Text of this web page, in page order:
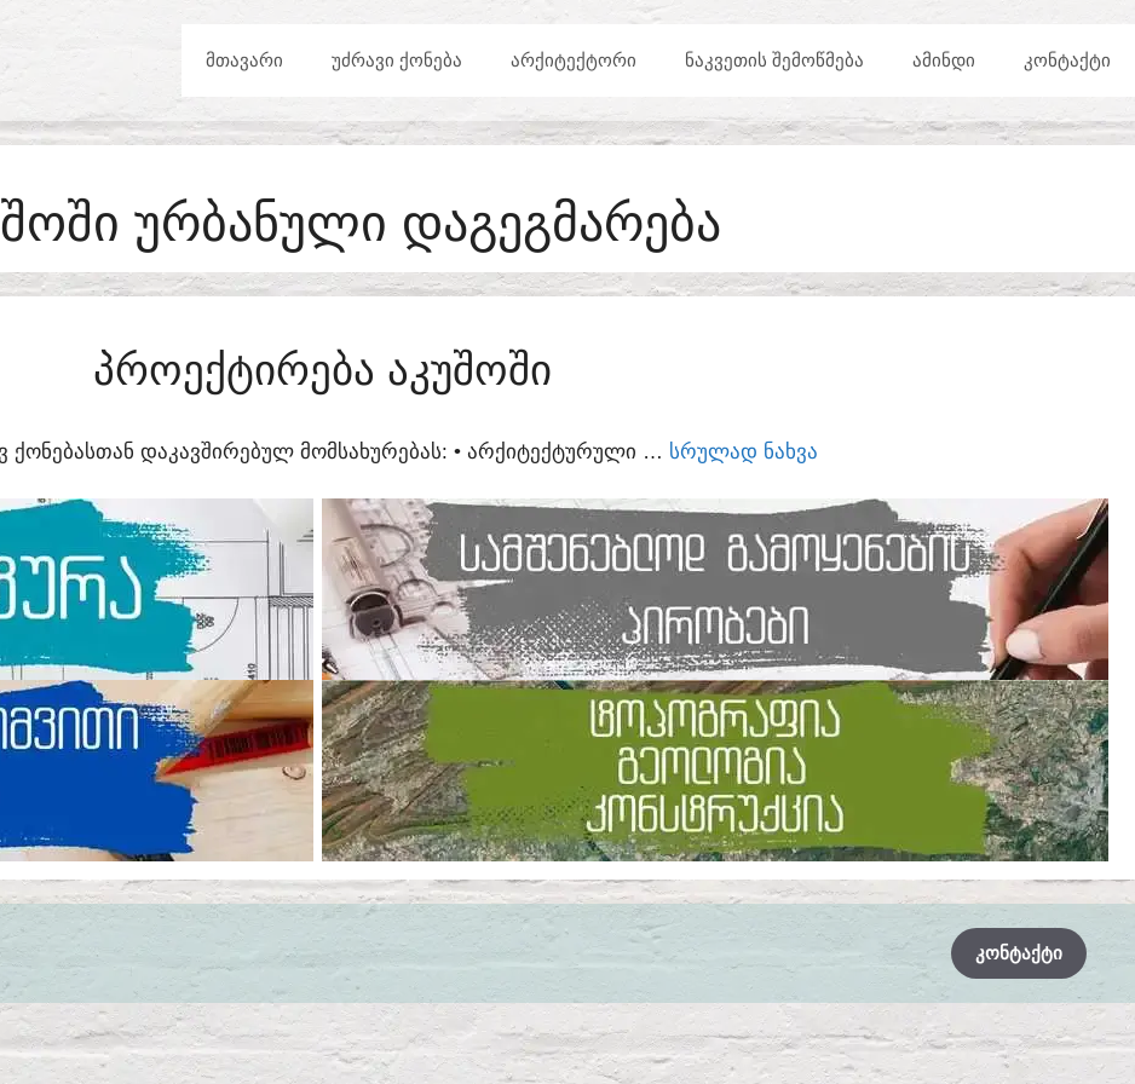
ᲛᲗᲐᲕᲐᲠᲘ ᲣᲫᲠᲐᲕᲘ ᲥᲝᲜᲔᲑᲐ ᲐᲠᲥᲘᲢᲔᲥᲢᲝᲠᲘ ᲜᲐᲙᲕᲔᲗᲘᲡ ᲨᲔᲛᲝᲬᲛᲔᲑᲐ ᲐᲛᲘᲜᲓᲘ ᲙᲝᲜᲢᲐᲥᲢᲘ
ᲣᲠᲑᲐᲜᲣᲚᲘ ᲓᲐᲒᲔᲒᲛᲐᲠᲔᲑᲐ
ᲞᲠᲝᲔᲥᲢᲘᲠᲔᲑᲐ ᲐᲙᲣᲨᲝᲨᲘ
ᲥᲝᲜᲔᲑᲐᲡᲗᲐᲜ ᲓᲐᲙᲐᲕᲨᲘᲠᲔᲑᲣᲚ ᲛᲝᲛᲡᲐᲮᲣᲠᲔᲑᲐᲡ:​ • ᲐᲠᲥᲘᲢᲔᲥᲢᲣᲠᲣᲚᲘ … ᲡᲠᲣᲚᲐᲓ ᲜᲐᲮᲕᲐ
ᲙᲝᲜᲢᲐᲥᲢᲘ